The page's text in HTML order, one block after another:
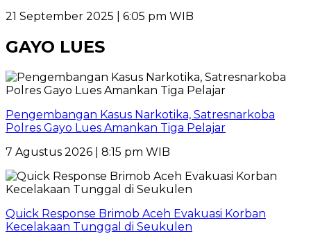
21 September 2025 | 6:05 pm WIB
GAYO LUES
Pengembangan Kasus Narkotika, Satresnarkoba
Polres Gayo Lues Amankan Tiga Pelajar
7 Agustus 2026 | 8:15 pm WIB
Quick Response Brimob Aceh Evakuasi Korban
Kecelakaan Tunggal di Seukulen